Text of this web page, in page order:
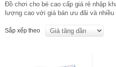
Đồ chơi cho bé cao cấp giá rẻ nhập
lượng cao với giá bán ưu đãi và nhiều
Sắp xếp theo